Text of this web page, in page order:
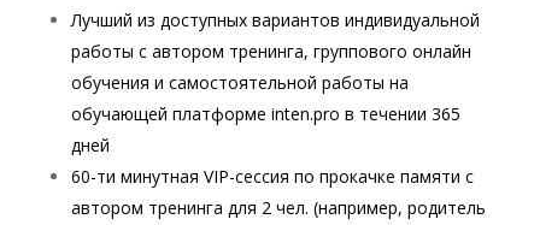
Лучший из доступных вариантов индивидуальной
работы с автором тренинга, группового онлайн
обучения и самостоятельной работы на
обучающей платформе inten.pro в течении 365
дней
60-ти минутная VIP-сессия по прокачке памяти с
автором тренинга для 2 чел. (например, родитель